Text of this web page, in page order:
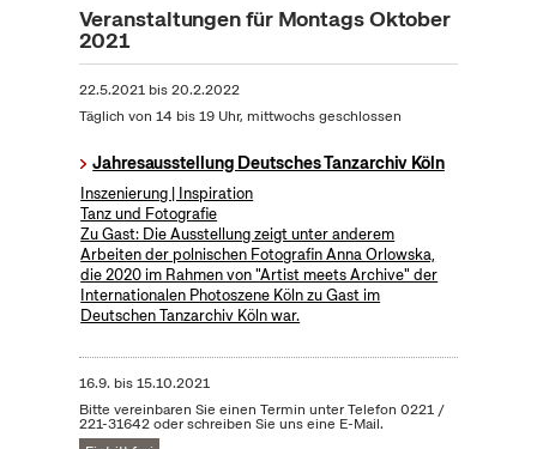
Veranstaltungen für Montags Oktober
2021
22.5.2021bis20.2.2022
Täglich von 14 bis 19 Uhr, mittwochs geschlossen
Jahresausstellung Deutsches Tanzarchiv Köln
Inszenierung | Inspiration
Tanz und Fotografie
Zu Gast: Die Ausstellung zeigt unter anderem
Arbeiten der polnischen Fotografin Anna Orlowska,
die 2020 im Rahmen von "Artist meets Archive" der
Internationalen Photoszene Köln zu Gast im
Deutschen Tanzarchiv Köln war.
16.9. bis15.10.2021
Bitte vereinbaren Sie einen Termin unter Telefon 0221 /
221-31642 oder schreiben Sie uns eine E-Mail.